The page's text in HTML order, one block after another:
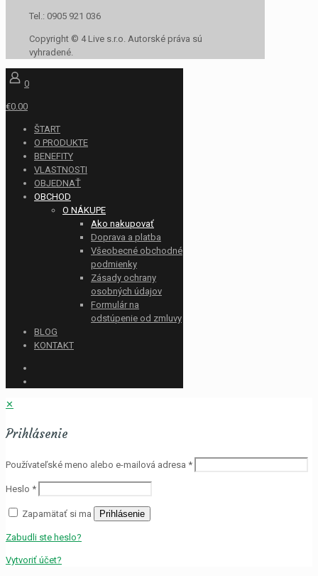
Tel.: 0905 921 036
Copyright © 4 Live s.r.o. Autorské práva sú
vyhradené.
0
€0.00
ŠTART
O PRODUKTE
BENEFITY
VLASTNOSTI
OBJEDNAŤ
OBCHOD
O NÁKUPE
Ako nakupovať
Doprava a platba
Všeobecné obchodné
podmienky
Zásady ochrany
osobných údajov
Formulár na
odstúpenie od zmluvy
BLOG
KONTAKT
✕
Prihlásenie
Používateľské meno alebo e-mailová adresa *
Heslo *
Zapamätať si ma Prihlásenie
Zabudli ste heslo?
Vytvoriť účet?